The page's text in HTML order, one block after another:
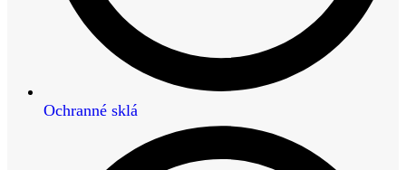
Ochranné sklá